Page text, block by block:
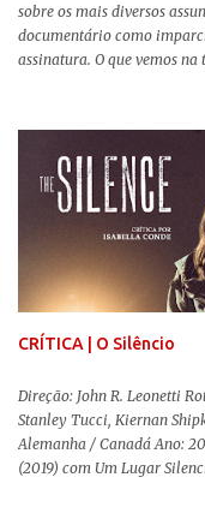
sobre os mais diversos
documentário como
assinatura. O que vemos na
sempre importante
da obra. O cinema
deles mundialmente
estéticas de se fazer
gênero que, para mim,
(1984) , de Eduardo
Coutinho (Edifício Master)
documentário sobre o
CRÍTICA | O Silêncio
Direção: John R. Leonetti
Stanley Tucci, Kiernan
Alemanha / Canadá Ano:
(2019) com Um Lugar